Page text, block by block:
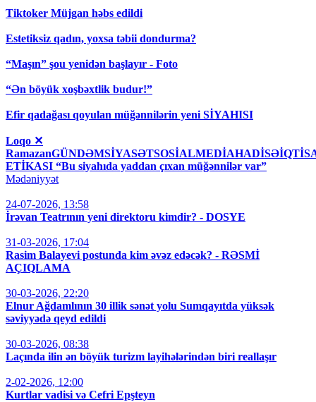
Tiktoker Müjgan həbs edildi
Estetiksiz qadın, yoxsa təbii dondurma?
“Maşın” şou yenidən başlayır - Foto
“Ən böyük xoşbəxtlik budur!”
Efir qadağası qoyulan müğənnilərin yeni SİYAHISI
Loqo ✕
ETİKASI “Bu siyahıda yaddan çıxan müğənnilər var”
Mədəniyyət
24-07-2026, 13:58
İrəvan Teatrının yeni direktoru kimdir? - DOSYE
31-03-2026, 17:04
Rasim Balayevi postunda kim əvəz edəcək? - RƏSMİ
AÇIQLAMA
30-03-2026, 22:20
Elnur Ağdamlının 30 illik sənət yolu Sumqayıtda yüksək
səviyyədə qeyd edildi
30-03-2026, 08:38
Laçında ilin ən böyük turizm layihələrindən biri reallaşır
2-02-2026, 12:00
Kurtlar vadisi və Cefri Epşteyn